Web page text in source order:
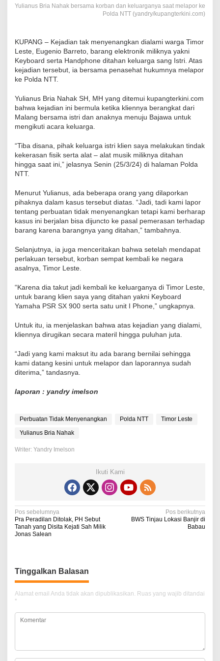
Yulianus Bria Nahak bersama korban dan keluarganya saat melapor ke
Polda NTT (yandry/kupangterkini.com)
KUPANG – Kejadian tak menyenangkan dialami warga Timor
Leste, Eugenio Barreto, barang elektronik miliknya yakni
Keyboard serta Handphone ditahan keluarga sang Istri. Atas
kejadian tersebut, ia bersama penasehat hukumnya melapor
ke Polda NTT.
Yulianus Bria Nahak SH, MH yang ditemui kupangterkini.com
bahwa kejadian ini bermula ketika kliennya berangkat dari
Malang bersama istri dan anaknya menuju Bajawa untuk
mengikuti acara keluarga.
“Tiba disana, pihak keluarga istri klien saya melakukan tindak
kekerasan fisik serta alat – alat musik miliknya ditahan
hingga saat ini,” jelasnya Senin (25/3/24) di halaman Polda
NTT.
Menurut Yulianus, ada beberapa orang yang dilaporkan
pihaknya dalam kasus tersebut diatas. “Jadi, tadi kami lapor
tentang perbuatan tidak menyenangkan tetapi kami berharap
kasus ini berjalan bisa dijuncto ke pasal pemerasan terhadap
barang karena barangnya yang ditahan,” tambahnya.
Selanjutnya, ia juga menceritakan bahwa setelah mendapat
perlakuan tersebut, korban sempat kembali ke negara
asalnya, Timor Leste.
“Karena dia takut jadi kembali ke keluarganya di Timor Leste,
untuk barang klien saya yang ditahan yakni Keyboard
Yamaha PSR SX 900 serta satu unit I Phone,” ungkapnya.
Untuk itu, ia menjelaskan bahwa atas kejadian yang dialami,
kliennya dirugikan secara materil hingga puluhan juta.
“Jadi yang kami maksut itu ada barang bernilai sehingga
kami datang kesini untuk melapor dan laporannya sudah
diterima,” tandasnya.
laporan : yandry imelson
Perbuatan Tidak Menyenangkan Polda NTT
Timor Leste
Yulianus Bria Nahak
Writer: Yandry Imelson
Ikuti Kami
N
a
g
a
s
i
p
s
Pos sebelumnya
Pra Peradilan Ditolak, PH Sebut
Tanah yang Disita Kejati Sah Milik
Jonas Salean
Pos berikutnya
BWS Tinjau Lokasi Banjir di
Babau
Tinggalkan Balasan
Alamat email Anda tidak akan dipublikasikan. Ruas yang wajib ditandai
*